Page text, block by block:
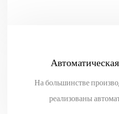
На большинстве
реализованы